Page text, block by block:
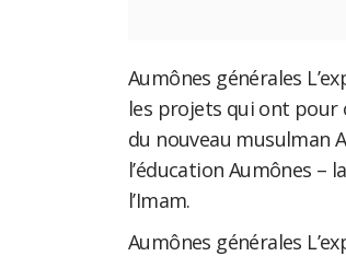
Aumônes générales
les projets qui ont pour
du nouveau musulman
l’éducation Aumônes –
l’Imam.
Aumônes générales